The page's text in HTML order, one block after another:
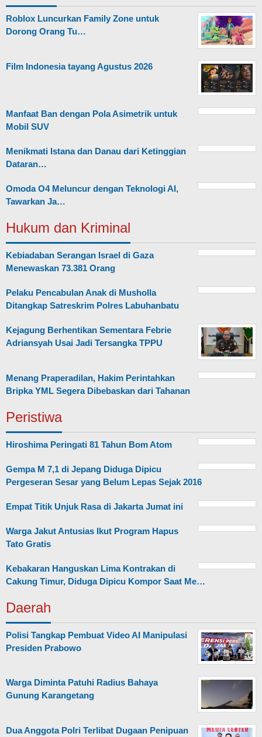
Roblox Luncurkan Family Zone untuk
Dorong Orang Tu…
Film Indonesia tayang Agustus 2026
Manfaat Ban dengan Pola Asimetrik untuk
Mobil SUV
Menikmati Istana dan Danau dari Ketinggian
Dataran…
Omoda O4 Meluncur dengan Teknologi AI,
Tawarkan Ja…
Hukum dan Kriminal
Kebiadaban Serangan Israel di Gaza
Menewaskan 73.381 Orang
Pelaku Pencabulan Anak di Musholla
Ditangkap Satreskrim Polres Labuhanbatu
Kejagung Berhentikan Sementara Febrie
Adriansyah Usai Jadi Tersangka TPPU
Menang Praperadilan, Hakim Perintahkan
Bripka YML Segera Dibebaskan dari Tahanan
Peristiwa
Hiroshima Peringati 81 Tahun Bom Atom
Gempa M 7,1 di Jepang Diduga Dipicu
Pergeseran Sesar yang Belum Lepas Sejak 2016
Empat Titik Unjuk Rasa di Jakarta Jumat ini
Warga Jakut Antusias Ikut Program Hapus
Tato Gratis
Kebakaran Hanguskan Lima Kontrakan di
Cakung Timur, Diduga Dipicu Kompor Saat Me…
Daerah
Polisi Tangkap Pembuat Video AI Manipulasi
Presiden Prabowo
Warga Diminta Patuhi Radius Bahaya
Gunung Karangetang
Dua Anggota Polri Terlibat Dugaan Penipuan